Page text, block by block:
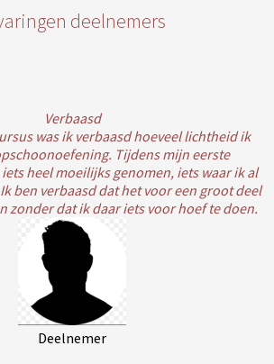
deelnemers
Verbaasd
was ik verbaasd hoeveel lichtheid ik
Tijdens mijn eerste
heel moeilijks genomen, iets waar ik al
ben verbaasd dat het voor een groot deel
zonder dat ik daar iets voor hoef te doen.
Deelnemer